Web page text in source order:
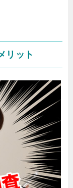
リット